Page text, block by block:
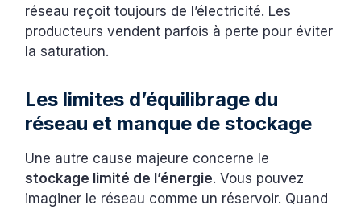
réseau reçoit toujours de l’électricité. Les
producteurs vendent parfois à perte pour éviter
la saturation.
Les limites d’équilibrage du
réseau et manque de stockage
Une autre cause majeure concerne le
stockage limité de l’énergie. Vous pouvez
imaginer le réseau comme un réservoir. Quand